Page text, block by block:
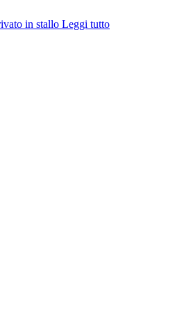
in stallo Leggi tutto